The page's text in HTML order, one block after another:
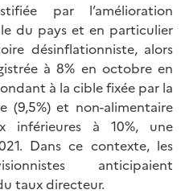
par l’amélioration
du pays et en particulier
désinflationniste, alors
à 8% en octobre en
à la cible fixée par la
(9,5%) et non-alimentaire
inférieures à 10%, une
Dans ce contexte, les
anticipaient
taux directeur.